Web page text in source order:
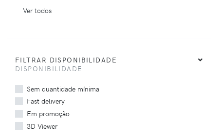
Ver todos
FILTRAR DISPONIBILIDADE
DISPONIBILIDADE
Sem quantidade mínima
Fast delivery
Em promoção
3D Viewer